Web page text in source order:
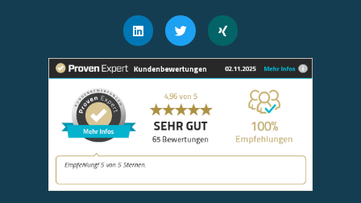
LinkedinTwitterXing